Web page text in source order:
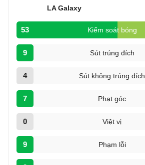
LA Galaxy
53 Kiểm soát bóng
9 Sút trúng đích
4 Sút không trúng đích
7 Phạt góc
0 Việt vị
9 Phạm lỗi